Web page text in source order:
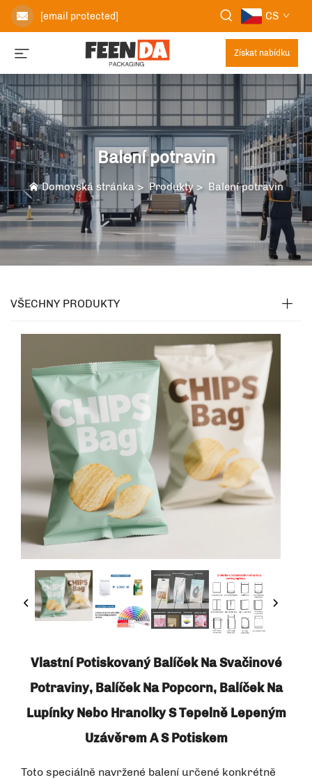
[email protected] CS
Získat nabídku
Balení potravin
Domovská stránka > Produkty > Balení potravin
VŠECHNY PRODUKTY
Vlastní Potiskovaný Balíček Na Svačinové
Potraviny, Balíček Na Popcorn, Balíček Na
Lupínky Nebo Hranolky S Tepelně Lepeným
Uzávěrem A S Potiskem
Toto speciálně navržené balení určené konkrétně